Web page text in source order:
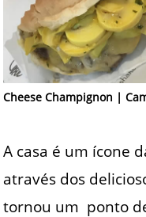
Cheese Champignon |
A casa é um ícone
através dos
tornou um ponto